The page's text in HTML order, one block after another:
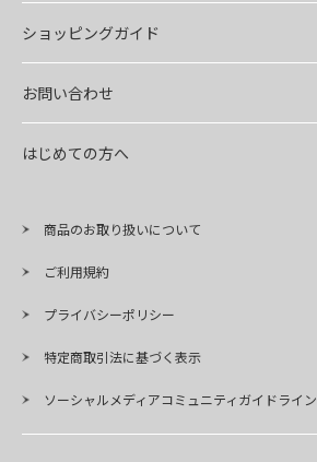
ショッピングガイド
お問い合わせ
はじめての方へ
商品のお取り扱いについて
ご利用規約
プライバシーポリシー
特定商取引法に基づく表示
ソーシャルメディアコミュニティガイドライン